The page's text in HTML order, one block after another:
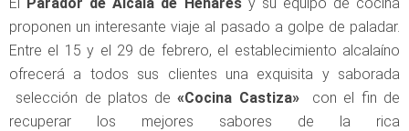
proponen un interesante viaje al pasado a golpe de paladar.
Entre el 15 y el 29 de febrero, el establecimiento alcalaíno
ofrecerá a todos sus clientes una exquisita y saborada
selección de platos de«Cocina Castiza»
con el fin de
recuperar los mejores sabores de la rica